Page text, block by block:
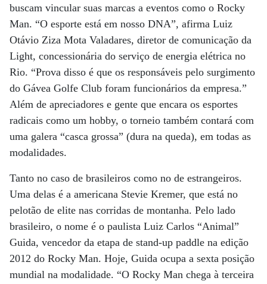
buscam vincular suas marcas a eventos como o Rocky
Man. “O esporte está em nosso DNA”, afirma Luiz
Otávio Ziza Mota Valadares, diretor de comunicação da
Light, concessionária do serviço de energia elétrica no
Rio. “Prova disso é que os responsáveis pelo surgimento
do Gávea Golfe Club foram funcionários da empresa.”
Além de apreciadores e gente que encara os esportes
radicais como um hobby, o torneio também contará com
uma galera “casca grossa” (dura na queda), em todas as
modalidades.
Tanto no caso de brasileiros como no de estrangeiros.
Uma delas é a americana Stevie Kremer, que está no
pelotão de elite nas corridas de montanha. Pelo lado
brasileiro, o nome é o paulista Luiz Carlos “Animal”
Guida, vencedor da etapa de stand-up paddle na edição
2012 do Rocky Man. Hoje, Guida ocupa a sexta posição
mundial na modalidade. “O Rocky Man chega à terceira